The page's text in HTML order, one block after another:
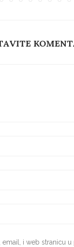
email, i web stranicu